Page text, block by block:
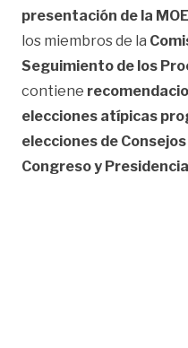
presentación de la
los miembros de la
Seguimiento de los
contiene
elecciones atípicas
elecciones de
Congreso y